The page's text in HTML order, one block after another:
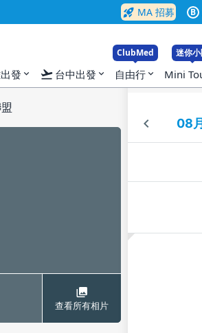
rocket_launch MA 招募 B
發 expand_more flight_takeoff 台中出發 expand_more
ClubMed
自由行 expand_more
迷你
Mini
查看所有相片